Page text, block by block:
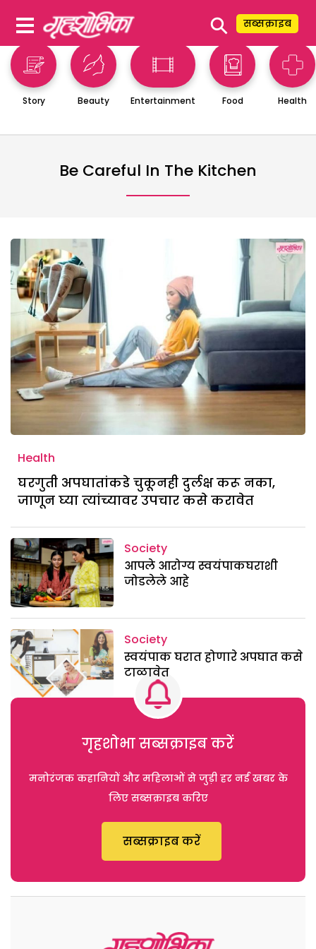
⚲ सब्सक्राइब
Story Beauty Entertainment Food Health
Be Careful In The Kitchen
Health
घरगुती अपघातांकडे चुकूनही दुर्लक्ष करू नका,
जाणून घ्या त्यांच्यावर उपचार कसे करावेत
Society
आपले आरोग्य स्वयंपाकघराशी
जोडलेले आहे
Society
स्वयंपाक घरात होणारे अपघात कसे
टाळावेत
गृहशोभा सब्सक्राइब करें
मनोरंजक कहानियों और महिलाओं से जुड़ी हर नई खबर के
लिए सब्सक्राइब करिए
सब्सक्राइब करें